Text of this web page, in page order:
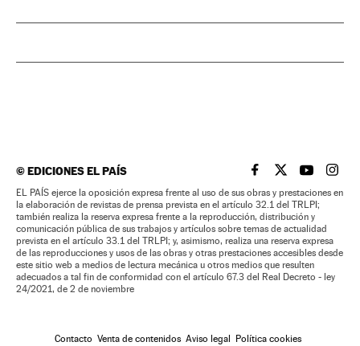
©EDICIONES EL PAÍS EL PAÍS BRASIL EN
EL PAÍSEL PAÍS
EL
EL PAÍS ejerce la oposición expresa frente al uso de sus obras y prestaciones en
la elaboración de revistas de prensa prevista en el artículo 32.1 del TRLPI;
también realiza la reserva expresa frente a la reproducción, distribución y
comunicación pública de sus trabajos y artículos sobre temas de actualidad
prevista en el artículo 33.1 del TRLPI; y, asimismo, realiza una reserva expresa
de las reproducciones y usos de las obras y otras prestaciones accesibles desde
este sitio web a medios de lectura mecánica u otros medios que resulten
adecuados a tal fin de conformidad con el artículo 67.3 del Real Decreto - ley
24/2021, de 2 de noviembre
Contacto Venta de contenidos Aviso legal Política cookies